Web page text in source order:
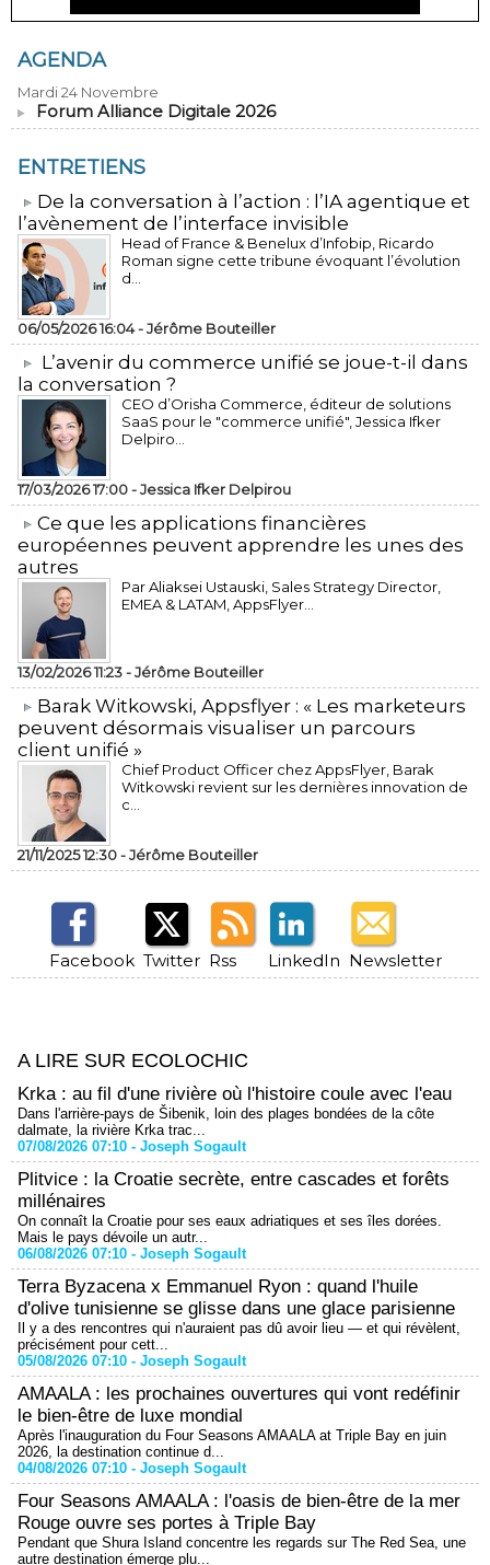
AGENDA
Mardi 24 Novembre
Forum Alliance Digitale 2026
ENTRETIENS
​De la conversation à l’action : l’IA agentique et
l’avènement de l’interface invisible
Head of France & Benelux d’Infobip, Ricardo
Roman signe cette tribune évoquant l’évolution
d...
06/05/2026 16:04 -Jérôme Bouteiller
L’avenir du commerce unifié se joue-t-il dans
la conversation ?
CEO d’Orisha Commerce, éditeur de solutions
SaaS pour le "commerce unifié", Jessica Ifker
Delpiro...
17/03/2026 17:00 -Jessica Ifker Delpirou
​Ce que les applications financières
européennes peuvent apprendre les unes des
autres
Par Aliaksei Ustauski, Sales Strategy Director,
EMEA & LATAM, AppsFlyer...
13/02/2026 11:23 -Jérôme Bouteiller
​Barak Witkowski, Appsflyer : « Les marketeurs
peuvent désormais visualiser un parcours
client unifié »
Chief Product Officer chez AppsFlyer, ​Barak
Witkowski revient sur les dernières innovation de
c...
21/11/2025 12:30 -Jérôme Bouteiller
Facebook Twitter Rss LinkedIn Newsletter
A LIRE SUR ECOLOCHIC
Krka : au fil d'une rivière où l'histoire coule avec l'eau
Dans l'arrière-pays de Šibenik, loin des plages bondées de la côte
dalmate, la rivière Krka trac...
07/08/2026 07:10 - Joseph Sogault
Plitvice : la Croatie secrète, entre cascades et forêts
millénaires
On connaît la Croatie pour ses eaux adriatiques et ses îles dorées.
Mais le pays dévoile un autr...
06/08/2026 07:10 - Joseph Sogault
Terra Byzacena x Emmanuel Ryon : quand l'huile
d'olive tunisienne se glisse dans une glace parisienne
Il y a des rencontres qui n'auraient pas dû avoir lieu — et qui révèlent,
précisément pour cett...
05/08/2026 07:10 - Joseph Sogault
AMAALA : les prochaines ouvertures qui vont redéfinir
le bien-être de luxe mondial
Après l'inauguration du Four Seasons AMAALA at Triple Bay en juin
2026, la destination continue d...
04/08/2026 07:10 - Joseph Sogault
Four Seasons AMAALA : l'oasis de bien-être de la mer
Rouge ouvre ses portes à Triple Bay
Pendant que Shura Island concentre les regards sur The Red Sea, une
autre destination émerge plu...